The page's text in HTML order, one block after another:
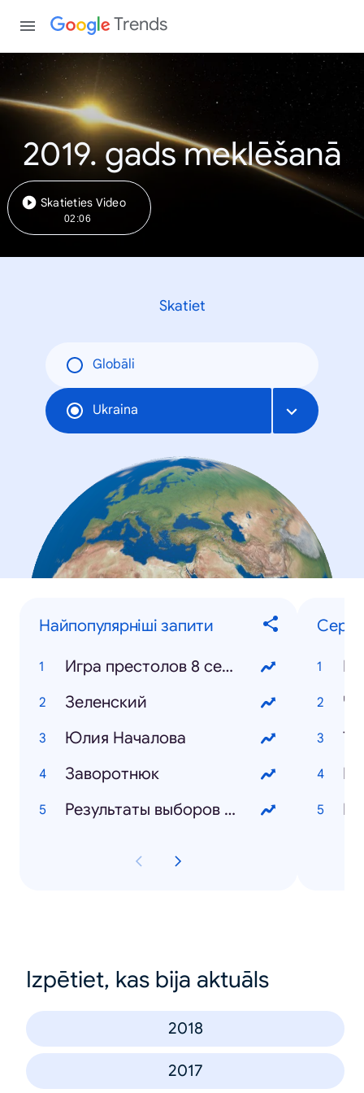
Trends
2019. gads meklēšanā
Skatieties Video
02:06
Skatiet
Globāli
Ukraina
Найпопулярніші запити
Игра престолов 8 сезон
Зеленский
Юлия Началова
Заворотнюк
Результаты выборов 2019
Izpētiet, kas bija aktuāls
2018
2017